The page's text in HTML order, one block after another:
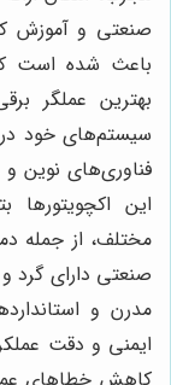
صنعتی و آموزش
باعث شده است که
بهترین عملگر
سیستم‌های خود در
فناوری‌های نوین
این
مختلف، از جمله
صنعتی دارای گرد
مدرن و
ایمنی و دقت